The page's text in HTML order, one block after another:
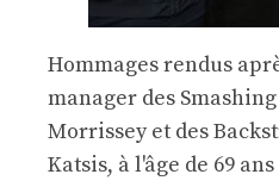
Hommages rendus
manager des
Morrissey et des
Katsis, à l'âge de 69 ans